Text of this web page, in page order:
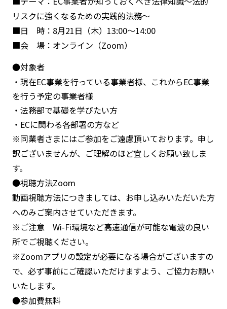
リスクに強くなるための実践的法務～
■日 時：8月21日（木）13:00～14:00
■会 場：オンライン（Zoom）
●対象者
・現在EC事業を行っている事業者様、これからEC事業
を行う予定の事業者様
・法務部で基礎を学びたい方
・ECに関わる各部署の方など
※同業者さまにはご参加をご遠慮頂いております。申し
訳ございませんが、ご理解のほど宜しくお願い致しま
す。
●視聴方法Zoom
動画視聴方法につきましては、お申し込みいただいた方
へのみご案内させていただきます。
※ご注意 Wi-Fi環境など高速通信が可能な電波の良い
所でご視聴ください。
※Zoomアプリの設定が必要になる場合がございますの
で、必ず事前にご確認いただけますよう、ご協力お願い
いたします。
●参加費無料